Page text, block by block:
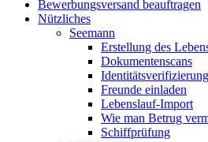
Bewerbungsversand beauftragen
Nützliches
Seemann
Erstellung des
Dokumentenscans
Identitätsverifizierung
Freunde einladen
Lebenslauf-Import
Wie man Betrug
Schiffprüfung